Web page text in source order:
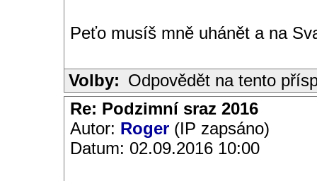
Peťo musíš mně uhánět a na
Volby: Odpovědět na tento
Re: Podzimní sraz 2016
Autor: Roger (IP zapsáno)
Datum: 02.09.2016 10:00